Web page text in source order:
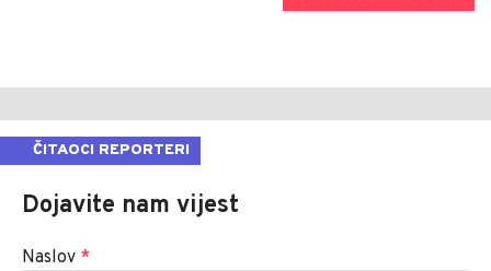
ČITAOCI REPORTERI
Dojavite nam vijest
Naslov *